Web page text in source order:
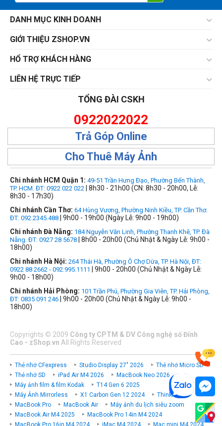
DANH MỤC KINH DOANH
GIỚI THIỆU ZSHOP.VN
HỔ TRỢ KHÁCH HÀNG
LIÊN HỆ TRỰC TIẾP
TỔNG ĐÀI CSKH
0922022022
Trả Góp Online
Cho Thuê Máy Ảnh
Chi nhánh HCM Quận 1: 49-51 Trần Hưng Đạo, Phường Bến Thành,
TP. HCM. ĐT: 0922 022 022 | 8h30 - 21h00 (CN: 8h30 - 20h00, Lễ:
8h30 - 17h30)
Chi nhánh Cần Thơ: 64 Hùng Vương, Phường Ninh Kiều, TP. Cần Thơ.
ĐT: 092.2345.488 | 9h00 - 19h00 (Ngày Lễ: 9h00 - 19h00)
Chi nhánh Đà Nẵng: 184 Nguyễn Văn Linh, Phường Thanh Khê, TP. Đà
Nẵng. ĐT: 0927 28 5678 | 8h00 - 20h00 (Chủ Nhật & Ngày Lễ: 9h00 -
18h00)
Chi nhánh Hà Nội: 264 Thái Hà, Phường Ô Chợ Dừa, TP. Hà Nội, ĐT:
0922 88 2662 - 092.995.1111
| 9h00 - 20h00 (Chủ Nhật & Ngày Lễ:
9h00 - 18h00)
Chi nhánh Hải Phòng: 101 Trần Phú, Phường Gia Viên, TP. Hải Phòng,
ĐT: 0835 091 246 | 9h00 - 20h00 (Chủ Nhật & Ngày Lễ: 9h00 -
18h00)
Copyrights © 2009 Công ty CPTM & DV Công nghệ số Đỉnh
Cao - zShop.vn All Rights Reserved
Thẻ nhớ CFexpress Studio Display 27" 2026
Thẻ nhớ Micro SD
Thẻ nhớ SD
iPad Air M4 2026
MacBook Neo 2026
Máy ảnh film & film Kodak
T14 Gen 6 2025
Máy Ảnh Mirrorless
X1 Carbon Gen 12 2024
ThinkPad P
MacBook Pro
MacBook Air
Máy ảnh du lịch siêu zoom
MacBook Air M4 2025
MacBook Pro 14in M4 2024
MacBook Pro 16in M4 2024
iMac M4 2024 Mac mini M4 2024